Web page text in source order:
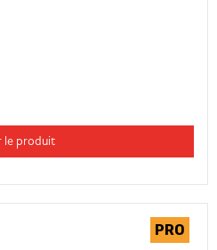
le produit